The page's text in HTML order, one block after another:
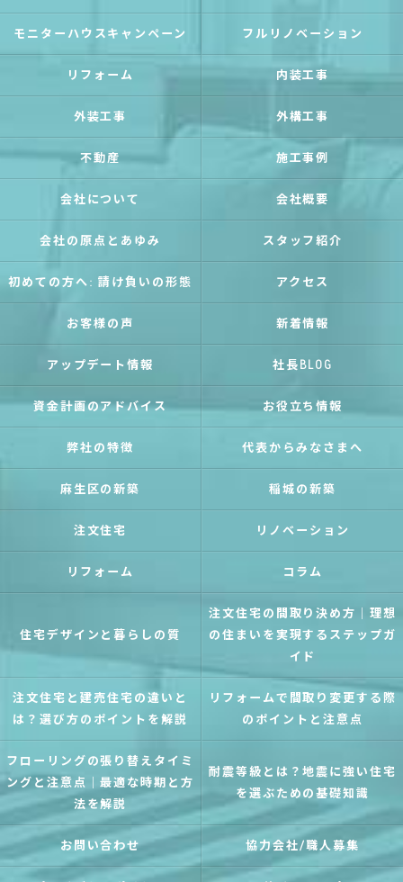
モニターハウスキャンペーン フルリノベーション
リフォーム 内装工事
外装工事 外構工事
不動産 施工事例
会社について 会社概要
会社の原点とあゆみ スタッフ紹介
初めての方へ: 請け負いの形態 アクセス
お客様の声 新着情報
アップデート情報 社長BLOG
資金計画のアドバイス お役立ち情報
弊社の特徴 代表からみなさまへ
麻生区の新築 稲城の新築
注文住宅 リノベーション
リフォーム コラム
住宅デザインと暮らしの質
注文住宅の間取り決め方｜理想
の住まいを実現するステップガ
イド
注文住宅と建売住宅の違いと
は？選び方のポイントを解説
リフォームで間取り変更する際
のポイントと注意点
フローリングの張り替えタイミ
ングと注意点｜最適な時期と方
法を解説
耐震等級とは？地震に強い住宅
を選ぶための基礎知識
お問い合わせ 協力会社/職人募集